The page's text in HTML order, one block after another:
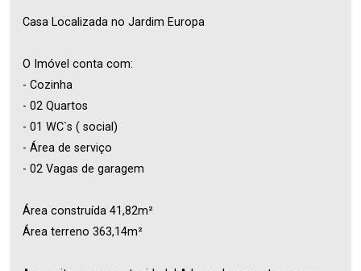
Casa Localizada no Jardim Europa
O Imóvel conta com:
- Cozinha
- 02 Quartos
- 01 WC`s ( social)
- Área de serviço
- 02 Vagas de garagem
Área construída 41,82m²
Área terreno 363,14m²